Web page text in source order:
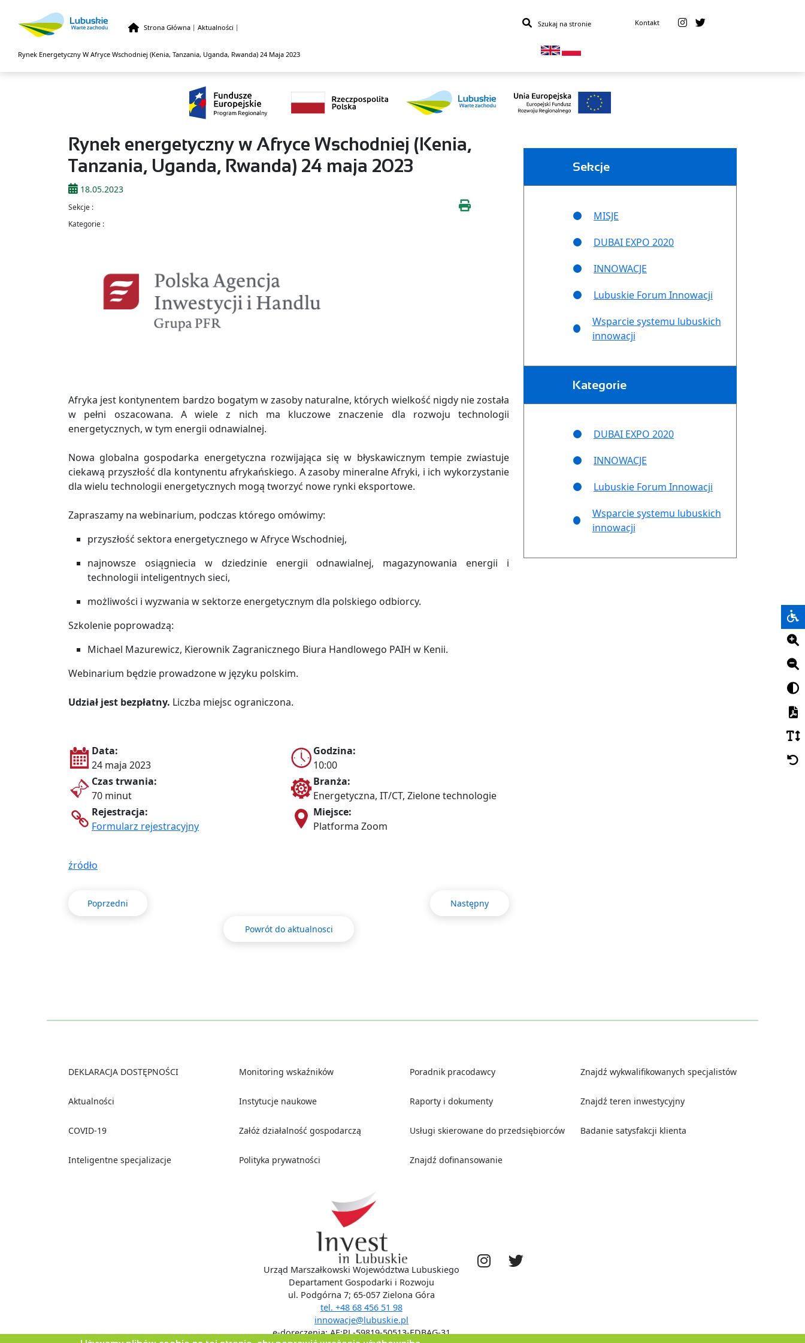
Strona Główna | Aktualności |
Rynek Energetyczny W Afryce Wschodniej (Kenia, Tanzania, Uganda, Rwanda) 24 Maja 2023
Kontakt
Rynek energetyczny w Afryce Wschodniej (Kenia,
Tanzania, Uganda, Rwanda) 24 maja 2023
18.05.2023
Sekcje :
Kategorie :
Afryka jest kontynentem bardzo bogatym w zasoby naturalne, których wielkość nigdy nie została
w pełni oszacowana. A wiele z nich ma kluczowe znaczenie dla rozwoju technologii
energetycznych, w tym energii odnawialnej.
Nowa globalna gospodarka energetyczna rozwijająca się w błyskawicznym tempie zwiastuje
ciekawą przyszłość dla kontynentu afrykańskiego. A zasoby mineralne Afryki, i ich wykorzystanie
dla wielu technologii energetycznych mogą tworzyć nowe rynki eksportowe.
Zapraszamy na webinarium, podczas którego omówimy:
przyszłość sektora energetycznego w Afryce Wschodniej,
najnowsze osiągniecia w dziedzinie energii odnawialnej, magazynowania energii i
technologii inteligentnych sieci,
możliwości i wyzwania w sektorze energetycznym dla polskiego odbiorcy.
Szkolenie poprowadzą:
Michael Mazurewicz, Kierownik Zagranicznego Biura Handlowego PAIH w Kenii.
Webinarium będzie prowadzone w języku polskim.
Udział jest bezpłatny. Liczba miejsc ograniczona.
Data:
24 maja 2023
Godzina:
10:00
Czas trwania:
70 minut
Branża:
Energetyczna, IT/CT, Zielone technologie
Rejestracja:
Formularz rejestracyjny
Miejsce:
Platforma Zoom
źródło
Poprzedni Następny
Powrót do aktualnosci
Sekcje
MISJE
DUBAI EXPO 2020
INNOWACJE
Lubuskie Forum Innowacji
Wsparcie systemu lubuskich
innowacji
Kategorie
DUBAI EXPO 2020
INNOWACJE
Lubuskie Forum Innowacji
Wsparcie systemu lubuskich
innowacji
DEKLARACJA DOSTĘPNOŚCI
Aktualności
COVID-19
Inteligentne specjalizacje
Monitoring wskaźników
Instytucje naukowe
Załóż działalność gospodarczą
Polityka prywatności
Poradnik pracodawcy
Raporty i dokumenty
Usługi skierowane do przedsiębiorców
Znajdź dofinansowanie
Znajdź wykwalifikowanych specjalistów
Znajdź teren inwestycyjny
Badanie satysfakcji klienta
Urząd Marszałkowski Województwa Lubuskiego
Departament Gospodarki i Rozwoju
ul. Podgórna 7; 65-057 Zielona Góra
tel. +48 68 456 51 98
innowacje@lubuskie.pl
e-doręczenia: AE:PL-59819-50513-EDBAG-31